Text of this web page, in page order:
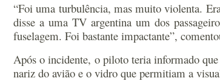
“Foi uma turbulência, mas muito violenta.
disse a uma TV argentina um dos
fuselagem. Foi bastante impactante”,
Após o incidente, o piloto teria informado
nariz do avião e o vidro que permitiam a